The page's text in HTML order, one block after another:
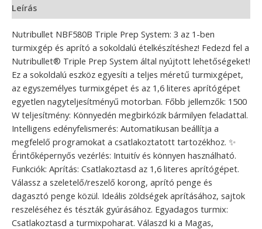
Leírás
Nutribullet NBF580B Triple Prep System: 3 az 1-ben
turmixgép és aprító a sokoldalú ételkészítéshez! Fedezd fel a
Nutribullet® Triple Prep System által nyújtott lehetőségeket!
Ez a sokoldalú eszköz egyesíti a teljes méretű turmixgépet,
az egyszemélyes turmixgépet és az 1,6 literes aprítógépet
egyetlen nagyteljesítményű motorban. Főbb jellemzők: 1500
W teljesítmény: Könnyedén megbirkózik bármilyen feladattal.
Intelligens edényfelismerés: Automatikusan beállítja a
megfelelő programokat a csatlakoztatott tartozékhoz. ✨
Érintőképernyős vezérlés: Intuitív és könnyen használható.
Funkciók: Aprítás: Csatlakoztasd az 1,6 literes aprítógépet.
Válassz a szeletelő/reszelő korong, aprító penge és
dagasztó penge közül. Ideális zöldségek aprításához, sajtok
reszeléséhez és tészták gyúrásához. Egyadagos turmix:
Csatlakoztasd a turmixpoharat. Válaszd ki a Magas,